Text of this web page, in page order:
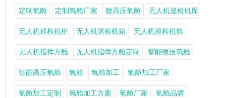
定制氧舱 定制氧舱厂家 微高压氧舱 无人机巡检机库
无人机巡检机柜 无人机巡检机箱 无人机巡检机舱
无人机指挥方舱 无人机指挥方舱定制 智能微压氧舱
智能高压氧舱 氧舱 氧舱加工 氧舱加工厂家
氧舱加工定制 氧舱加工方案 氧舱厂家 氧舱品牌